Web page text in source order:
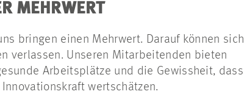
MEHRWERT
bringen einen Mehrwert. Darauf können sich
verlassen. Unseren Mitarbeitenden bieten
Arbeitsplätze und die Gewissheit, dass
wertschätzen.